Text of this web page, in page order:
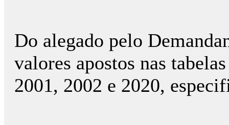
Do alegado pelo
valores apostos nas
2001, 2002 e 2020,